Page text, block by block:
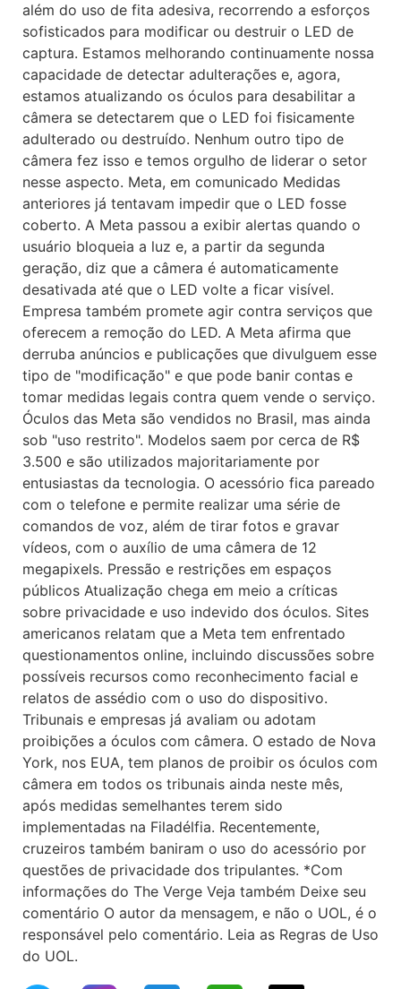
além do uso de fita adesiva, recorrendo a esforços
sofisticados para modificar ou destruir o LED de
captura. Estamos melhorando continuamente nossa
capacidade de detectar adulterações e, agora,
estamos atualizando os óculos para desabilitar a
câmera se detectarem que o LED foi fisicamente
adulterado ou destruído. Nenhum outro tipo de
câmera fez isso e temos orgulho de liderar o setor
nesse aspecto. Meta, em comunicado Medidas
anteriores já tentavam impedir que o LED fosse
coberto. A Meta passou a exibir alertas quando o
usuário bloqueia a luz e, a partir da segunda
geração, diz que a câmera é automaticamente
desativada até que o LED volte a ficar visível.
Empresa também promete agir contra serviços que
oferecem a remoção do LED. A Meta afirma que
derruba anúncios e publicações que divulguem esse
tipo de "modificação" e que pode banir contas e
tomar medidas legais contra quem vende o serviço.
Óculos das Meta são vendidos no Brasil, mas ainda
sob "uso restrito". Modelos saem por cerca de R$
3.500 e são utilizados majoritariamente por
entusiastas da tecnologia. O acessório fica pareado
com o telefone e permite realizar uma série de
comandos de voz, além de tirar fotos e gravar
vídeos, com o auxílio de uma câmera de 12
megapixels. Pressão e restrições em espaços
públicos Atualização chega em meio a críticas
sobre privacidade e uso indevido dos óculos. Sites
americanos relatam que a Meta tem enfrentado
questionamentos online, incluindo discussões sobre
possíveis recursos como reconhecimento facial e
relatos de assédio com o uso do dispositivo.
Tribunais e empresas já avaliam ou adotam
proibições a óculos com câmera. O estado de Nova
York, nos EUA, tem planos de proibir os óculos com
câmera em todos os tribunais ainda neste mês,
após medidas semelhantes terem sido
implementadas na Filadélfia. Recentemente,
cruzeiros também baniram o uso do acessório por
questões de privacidade dos tripulantes. *Com
informações do The Verge Veja também Deixe seu
comentário O autor da mensagem, e não o UOL, é o
responsável pelo comentário. Leia as Regras de Uso
do UOL.